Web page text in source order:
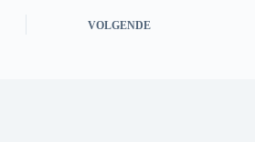
VOLGENDE